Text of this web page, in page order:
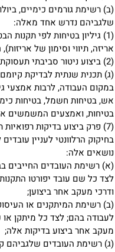
(ב) רשימת גורמים כימיים,
שלגביהם נדרש אחד מאלה:
(1) גיליון בטיחות לפי תקנות
אריזה, תיווי וסימון של אריזות),
(2) ביצוע ניטור סביבתי תעסוקתי לפי תקנות הניטור;
(ג) תכנית שנתית לבדיקת
במקום העבודה, לרבות אמצעי
אש, בטיחות חשמל, בטיחות
בטיחות, ואמצעים המשמשים
(7) פרק ביצוע בדיקות
בחיקוק הרלוונטי לעניין
נושאים אלה:
(א) רשימת העובדים החייבים
לצד כל שם עובד יפורטו
ודרכי מעקב אחר ביצוען;
(ב) רשימת המיתקנים או
לעבודה בהם; לצד כל מיתקן או
מעקב אחר ביצוע בדיקות אלה;
(ג) רשימת העובדים שלגביהם